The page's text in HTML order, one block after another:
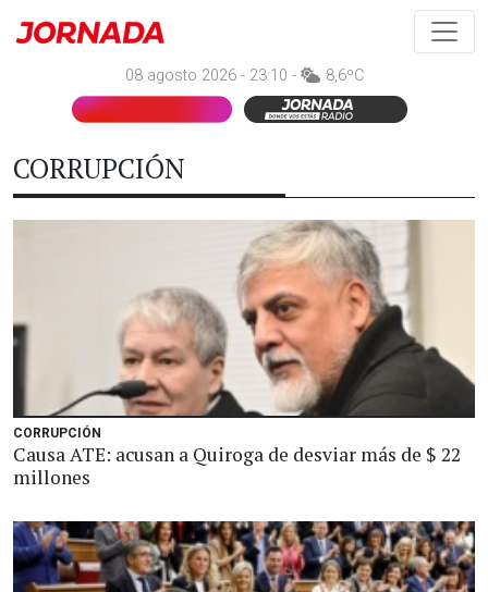
08 agosto 2026 - 23:10 - 8,6ºC
CORRUPCIÓN
CORRUPCIÓN
Causa ATE: acusan a Quiroga de desviar más de $ 22
millones